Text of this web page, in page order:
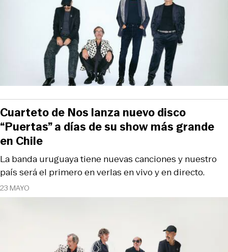
23 MAYO
La banda uruguaya tiene nuevas canciones y nuestro
país será el primero en verlas en vivo y en directo.
Cuarteto de Nos lanza nuevo disco
“Puertas” a días de su show más grande
en Chile